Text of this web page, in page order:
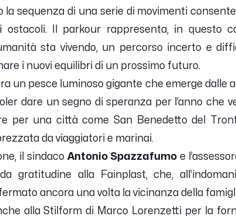
la sequenza di una serie di movimenti
ostacoli. Il parkour rappresenta, in questo
sta vivendo, un percorso incerto e
i nuovi equilibri di un prossimo futuro.
un pesce luminoso gigante che emerge dalle
dare un segno di speranza per l’anno che
per una città come San Benedetto del
da viaggiatori e marinai.
il sindaco Antonio Spazzafumo e
gratitudine alla Fainplast, che,
ancora una volta la vicinanza della
alla Stilform di Marco Lorenzetti per la